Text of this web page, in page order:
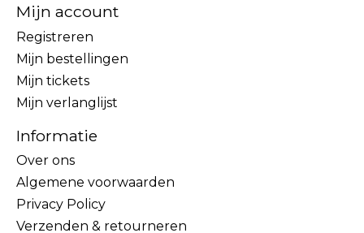
Mijn account
Registreren
Mijn bestellingen
Mijn tickets
Mijn verlanglijst
Informatie
Over ons
Algemene voorwaarden
Privacy Policy
Verzenden & retourneren